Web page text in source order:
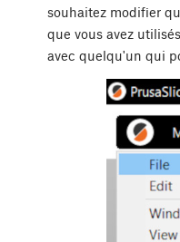
souhaitez modifier
que vous avez
avec quelqu'un qui